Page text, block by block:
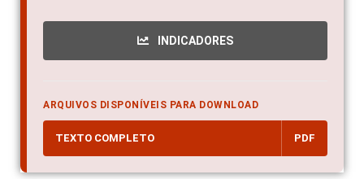
INDICADORES
ARQUIVOS DISPONÍVEIS PARA DOWNLOAD
TEXTO COMPLETO PDF